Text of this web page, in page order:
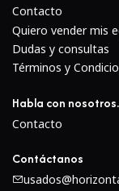
Contacto
Quiero vender mis
Dudas y consultas
Términos y
Habla con nosotros.
Contacto
Contáctanos